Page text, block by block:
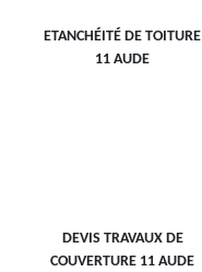
ETANCHÉITÉ DE TOITURE
11 AUDE
DEVIS TRAVAUX DE
COUVERTURE 11 AUDE